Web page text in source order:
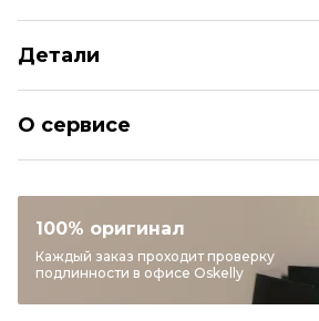
Детали
Категория
Бренд
POLLINI
Материал обуви
Другое
О сервисе
100% оригинал
Каждый заказ проходит проверку
подлинности в офисе Oskelly